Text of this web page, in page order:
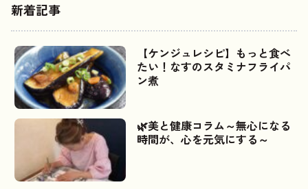
新着記事
【ケンジュレシピ】もっと食べ
たい！なすのスタミナフライパ
ン煮
🌿美と健康コラム～無心になる
時間が、心を元気にする～